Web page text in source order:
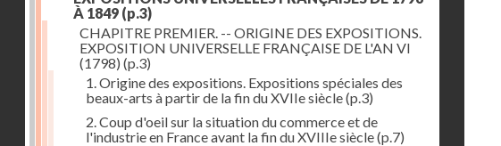
À 1849 (p.3)
CHAPITRE PREMIER. -- ORIGINE DES EXPOSITIONS.
EXPOSITION UNIVERSELLE FRANÇAISE DE L'AN VI
(1798) (p.3)
1. Origine des expositions. Expositions spéciales des
beaux-arts à partir de la fin du XVIIe siècle(p.3)
2. Coup d'oeil sur la situation du commerce et de
l'industrie en France avant la fin du XVIIIe siècle(p.7)